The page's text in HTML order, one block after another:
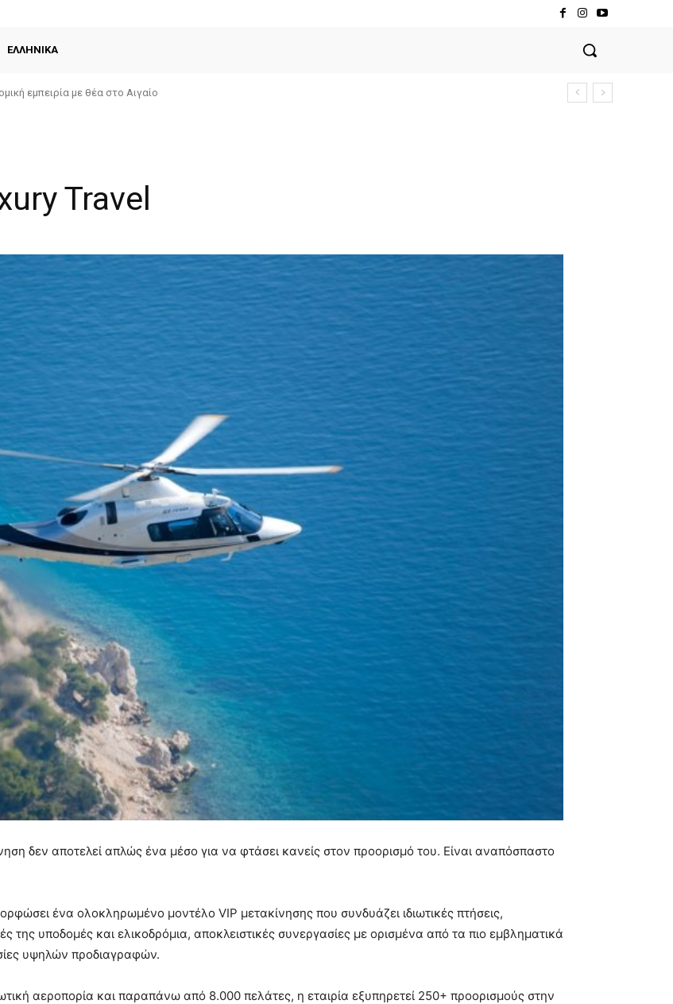
ΕΛΛΗΝΙΚΑ
εμπειρία με θέα στο Αιγαίο
Travel
δεν αποτελεί απλώς ένα μέσο για να φτάσει κανείς στον προορισμό του. Είναι αναπόσπαστο
ένα ολοκληρωμένο μοντέλο VIP μετακίνησης που συνδυάζει ιδιωτικές πτήσεις,
υποδομές και ελικοδρόμια, αποκλειστικές συνεργασίες με ορισμένα από τα πιο εμβληματικά
υψηλών προδιαγραφών.
αεροπορία και παραπάνω από 8.000 πελάτες, η εταιρία εξυπηρετεί 250+ προορισμούς στην